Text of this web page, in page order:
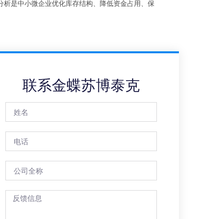
析是中小微企业优化库存结构、降低资金占用、保
联系金蝶苏博泰克